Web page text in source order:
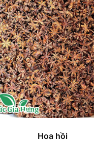
Hoa hồi